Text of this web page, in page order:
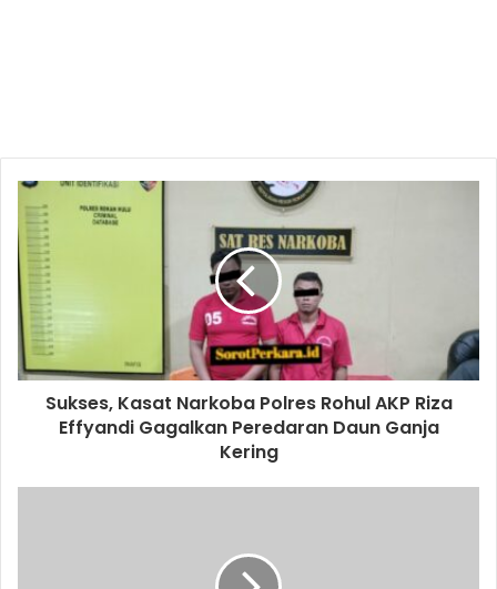
Sukses, Kasat Narkoba Polres Rohul AKP Riza
Effyandi Gagalkan Peredaran Daun Ganja
Kering